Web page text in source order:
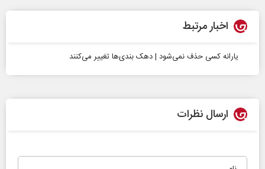
اخبار مرتبط
یارانه کسی حذف نمی‌شود | دهک بندی‌ها تغییر می‌کنند
ارسال نظرات